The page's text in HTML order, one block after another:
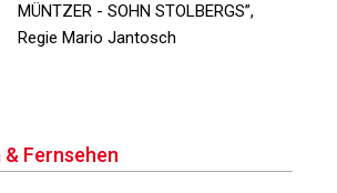
MÜNTZER - SOHN STOLBERGS”,
Regie Mario Jantosch
& Fernsehen